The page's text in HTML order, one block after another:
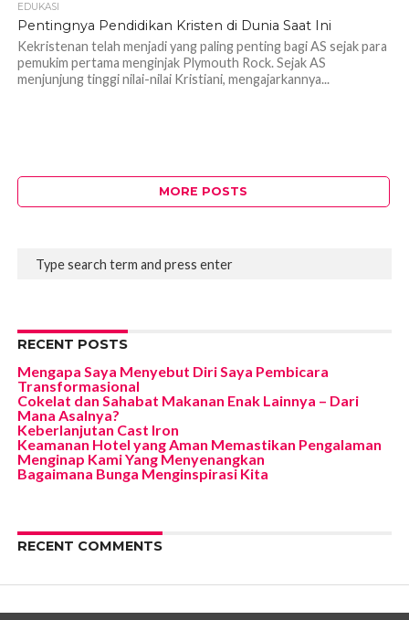
EDUKASI
Pentingnya Pendidikan Kristen di Dunia Saat Ini
Kekristenan telah menjadi yang paling penting bagi AS sejak para
pemukim pertama menginjak Plymouth Rock. Sejak AS
menjunjung tinggi nilai-nilai Kristiani, mengajarkannya...
MORE POSTS
RECENT POSTS
Mengapa Saya Menyebut Diri Saya Pembicara
Transformasional
Cokelat dan Sahabat Makanan Enak Lainnya – Dari
Mana Asalnya?
Keberlanjutan Cast Iron
Keamanan Hotel yang Aman Memastikan Pengalaman
Menginap Kami Yang Menyenangkan
Bagaimana Bunga Menginspirasi Kita
RECENT COMMENTS